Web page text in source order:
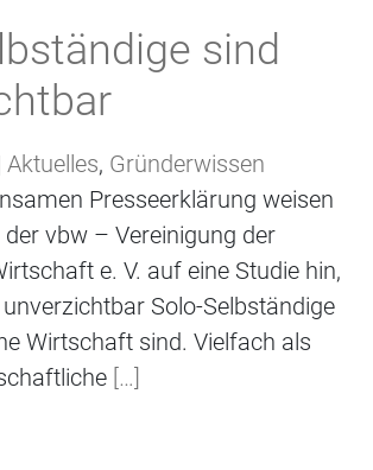
sind
Aktuelles, Gründerwissen
Presseerklärung weisen
der vbw – Vereinigung der
e. V. auf eine Studie hin,
Solo-Selbständige
Wirtschaft sind. Vielfach als
[…]